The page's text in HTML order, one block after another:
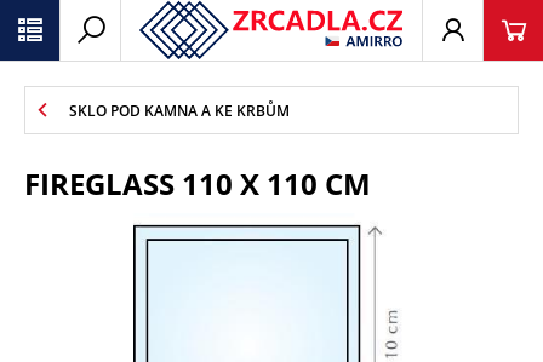
SKLO POD KAMNA A KE KRBŮM
FIREGLASS 110 X 110 CM